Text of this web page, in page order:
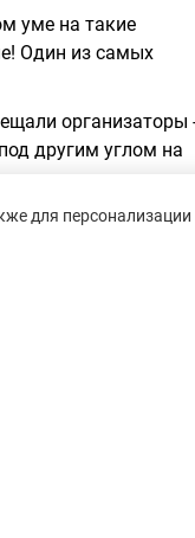
уме на такие
Один из самых
организаторы
другим углом на
Особо не
для персонализации